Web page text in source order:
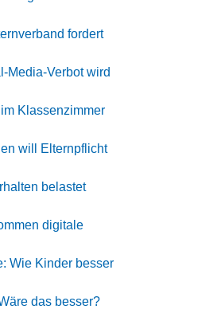
fordert
Media-Verbot wird
Klassenzimmer
will Elternpflicht
belastet
digitale
Wie Kinder besser
das besser?